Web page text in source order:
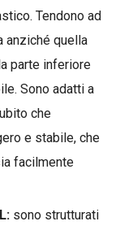
Tendono ad
anziché quella
parte inferiore
Sono adatti a
che
e stabile, che
facilmente
sono strutturati